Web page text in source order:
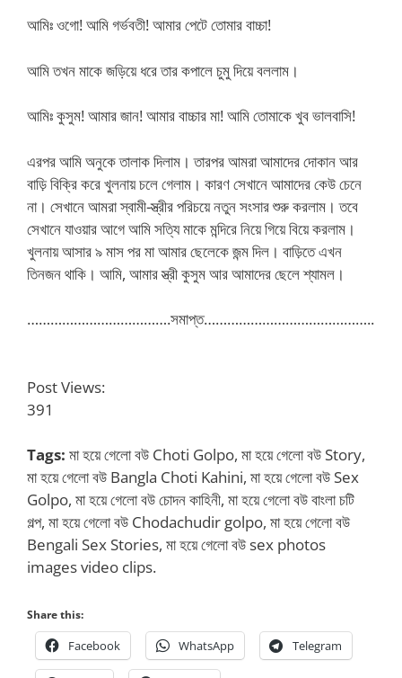
আমিঃ ওগো! আমি গর্ভবতী! আমার পেটে তোমার বাচ্চা!
আমি তখন মাকে জড়িয়ে ধরে তার কপালে চুমু দিয়ে বললাম।
আমিঃ কুসুম! আমার জান! আমার বাচ্চার মা! আমি তোমাকে খুব ভালবাসি!
এরপর আমি অনুকে তালাক দিলাম। তারপর আমরা আমাদের দোকান আর
বাড়ি বিক্রি করে খুলনায় চলে গেলাম। কারণ সেখানে আমাদের কেউ চেনে
না। সেখানে আমরা স্বামী-স্ত্রীর পরিচয়ে নতুন সংসার শুরু করলাম। তবে
সেখানে যাওয়ার আগে আমি সত্যি মাকে মন্দিরে নিয়ে গিয়ে বিয়ে করলাম।
খুলনায় আসার ৯ মাস পর মা আমার ছেলেকে জন্ম দিল। বাড়িতে এখন
তিনজন থাকি। আমি, আমার স্ত্রী কুসুম আর আমাদের ছেলে শ্যামল।
……………………………….সমাপ্ত……………………………………..
Post Views:
391
Tags: মা হয়ে গেলো বউ Choti Golpo, মা হয়ে গেলো বউ Story,
মা হয়ে গেলো বউ Bangla Choti Kahini, মা হয়ে গেলো বউ Sex
Golpo, মা হয়ে গেলো বউ চোদন কাহিনী, মা হয়ে গেলো বউ বাংলা চটি
গল্প, মা হয়ে গেলো বউ Chodachudir golpo, মা হয়ে গেলো বউ
Bengali Sex Stories, মা হয়ে গেলো বউ sex photos
images video clips.
Share this:
Facebook WhatsApp Telegram